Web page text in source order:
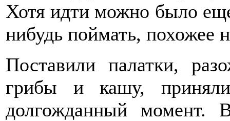
Хотя идти можно было
нибудь поймать, похожее
Поставили палатки,
грибы и кашу, приняли
долгожданный момент.